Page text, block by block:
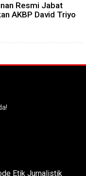
Resmi Jabat
AKBP David Triyo
Etik Jurnalistik